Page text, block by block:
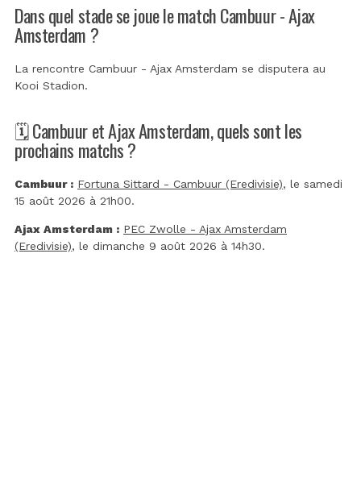
Dans quel stade se joue le match Cambuur - Ajax
Amsterdam ?
La rencontre Cambuur - Ajax Amsterdam se disputera au
Kooi Stadion.
🗓️ Cambuur et Ajax Amsterdam, quels sont les
prochains matchs ?
Cambuur : Fortuna Sittard - Cambuur (Eredivisie), le samedi
15 août 2026 à 21h00.
Ajax Amsterdam : PEC Zwolle - Ajax Amsterdam
(Eredivisie), le dimanche 9 août 2026 à 14h30.